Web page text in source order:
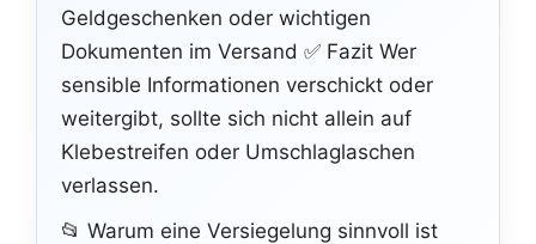
Geldgeschenken oder wichtigen
Dokumenten im Versand ✅ Fazit Wer
sensible Informationen verschickt oder
weitergibt, sollte sich nicht allein auf
Klebestreifen oder Umschlaglaschen
verlassen.
📂 Warum eine Versiegelung sinnvoll ist